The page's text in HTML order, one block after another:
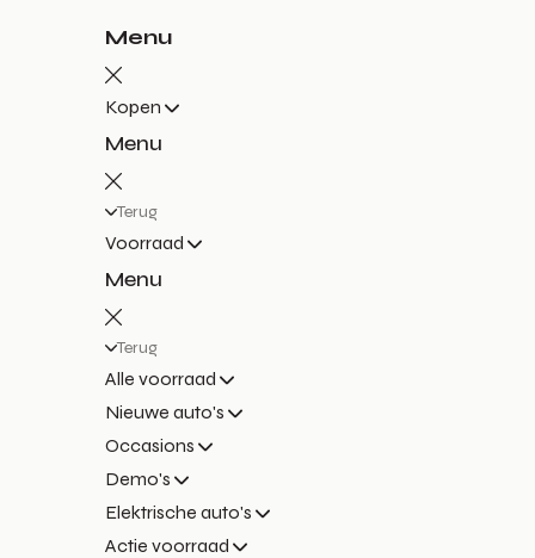
Menu
Kopen
Menu
Terug
Voorraad
Menu
Terug
Alle voorraad
Nieuwe auto's
Occasions
Demo's
Elektrische auto's
Actie voorraad